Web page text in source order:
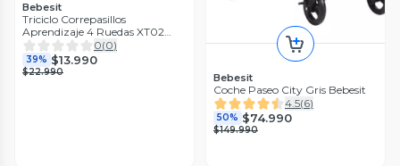
Bebesit
Triciclo Correpasillos
Aprendizaje 4 Ruedas XT02
Rosa Bebesit
0(0)
39% $13.990
$22.990 Bebesit
Coche Paseo City Gris Bebesit
4.5(6)
50% $74.990
$149.990